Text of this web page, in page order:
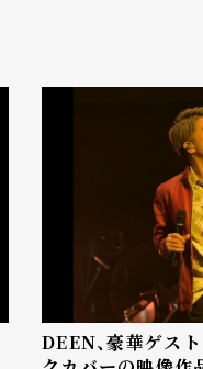
DEEN、豪華ゲス